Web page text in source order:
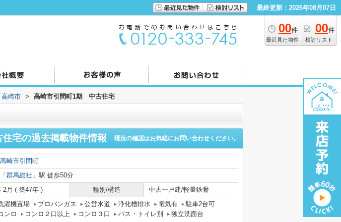
最終更新：2026年08月07日
00件
最近見た物件
00件
検討リスト
高崎市 > 高崎市引間町1期 中古住宅
宅の過去掲載物件情報 現況の確認はお気軽にお問い合わせください。
高崎市引間町
「 群馬総社 」駅 徒歩50分
2月 ( 築47年 ) 種別/構造 中古一戸建/軽量鉄骨
濯機置場 プロパンガス 公営水道 浄化槽排水 電気有
駐車2台可
ンロ
コンロ２口以上 コンロ３口 バス・トイレ別 独立洗面台